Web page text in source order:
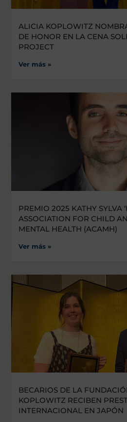
ALICIA KOPLOWITZ
DE HONOR EN LA CENA
PROJECT
Ver más »
PREMIO 2025 KATHY SYLVA
ASSOCIATION FOR CHILD
MENTAL HEALTH (ACAMH)
Ver más »
BECARIOS DE LA
KOPLOWITZ RECIBEN
INTERNACIONAL EN JAPÓN